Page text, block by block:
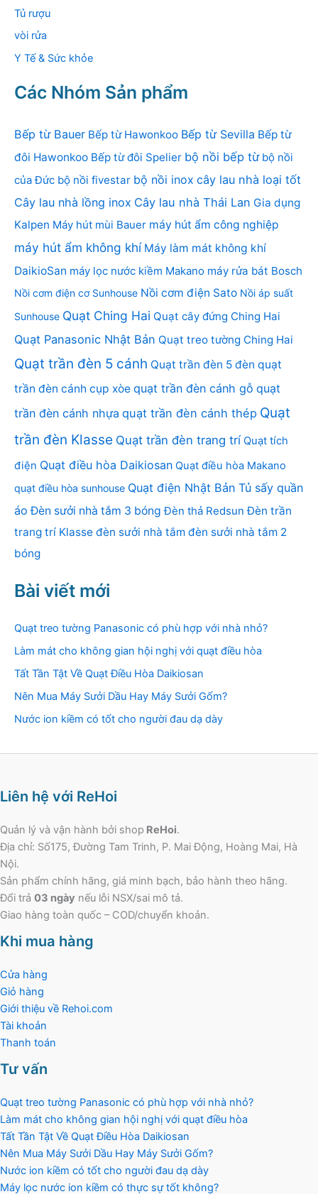
Tủ rượu
vòi rửa
Y Tế & Sức khỏe
Các Nhóm Sản phẩm
Bếp từ Bauer Bếp từ Hawonkoo Bếp từ Sevilla Bếp từ
đôi Hawonkoo Bếp từ đôi Spelier bộ nồi bếp từ bộ nồi
của Đức bộ nồi fivestar bộ nồi inox cây lau nhà loại tốt
Cây lau nhà lồng inox Cây lau nhà Thái Lan Gia dụng
Kalpen Máy hút mùi Bauer máy hút ẩm công nghiệp
máy hút ẩm không khí Máy làm mát không khí
DaikioSan máy lọc nước kiềm Makano máy rửa bát Bosch
Nồi cơm điện cơ Sunhouse Nồi cơm điện Sato Nồi áp suất
Sunhouse Quạt Ching Hai Quạt cây đứng Ching Hai
Quạt Panasonic Nhật Bản Quạt treo tường Ching Hai
Quạt trần đèn 5 cánh Quạt trần đèn 5 đèn quạt
trần đèn cánh cụp xòe quạt trần đèn cánh gỗ quạt
trần đèn cánh nhựa quạt trần đèn cánh thép Quạt
trần đèn Klasse Quạt trần đèn trang trí Quạt tích
điện Quạt điều hòa Daikiosan Quạt điều hòa Makano
quạt điều hòa sunhouse Quạt điện Nhật Bản Tủ sấy quần
áo Đèn sưởi nhà tắm 3 bóng Đèn thả Redsun Đèn trần
trang trí Klasse đèn sưởi nhà tắm đèn sưởi nhà tắm 2
bóng
Bài viết mới
Quạt treo tường Panasonic có phù hợp với nhà nhỏ?
Làm mát cho không gian hội nghị với quạt điều hòa
Tất Tần Tật Về Quạt Điều Hòa Daikiosan
Nên Mua Máy Sưởi Dầu Hay Máy Sưởi Gốm?
Nước ion kiềm có tốt cho người đau dạ dày
Liên hệ với ReHoi
Quản lý và vận hành bởi shop ReHoi.
Địa chỉ: Số175, Đường Tam Trinh, P. Mai Động, Hoàng Mai, Hà
Nội.
Sản phẩm chính hãng, giá minh bạch, bảo hành theo hãng.
Đổi trả 03 ngày nếu lỗi NSX/sai mô tả.
Giao hàng toàn quốc – COD/chuyển khoản.
Khi mua hàng
Cửa hàng
Giỏ hàng
Giới thiệu về Rehoi.com
Tài khoản
Thanh toán
Tư vấn
Quạt treo tường Panasonic có phù hợp với nhà nhỏ?
Làm mát cho không gian hội nghị với quạt điều hòa
Tất Tần Tật Về Quạt Điều Hòa Daikiosan
Nên Mua Máy Sưởi Dầu Hay Máy Sưởi Gốm?
Nước ion kiềm có tốt cho người đau dạ dày
Máy lọc nước ion kiềm có thực sự tốt không?